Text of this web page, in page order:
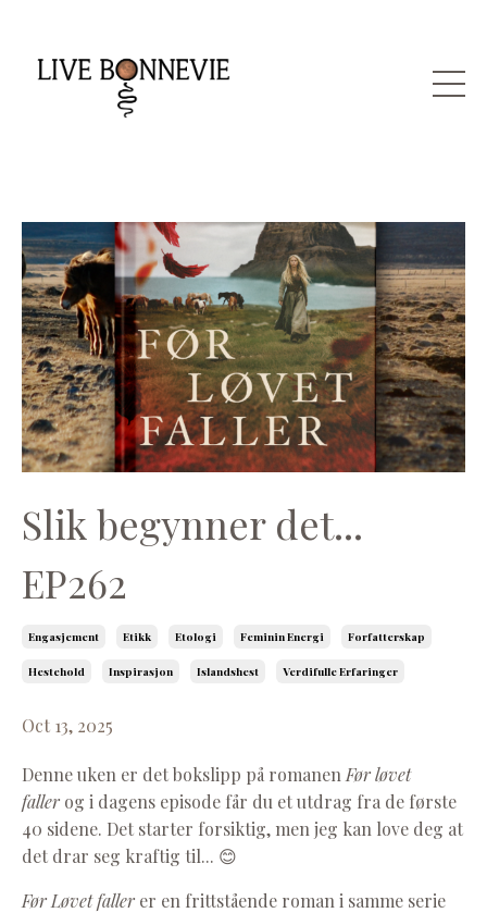
Slik begynner det...
EP262
Engasjement Etikk Etologi Feminin Energi Forfatterskap
Hestehold Inspirasjon Islandshest Verdifulle Erfaringer
Oct 13, 2025
Denne uken er det bokslipp på romanen Før løvet
faller og i dagens episode får du et utdrag fra de første
40 sidene. Det starter forsiktig, men jeg kan love deg at
det drar seg kraftig til... 😊
Før Løvet faller er en frittstående roman i samme serie